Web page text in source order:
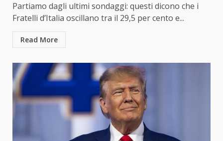
Partiamo dagli ultimi sondaggi: questi dicono che i
Fratelli d’Italia oscillano tra il 29,5 per cento e...
Read More